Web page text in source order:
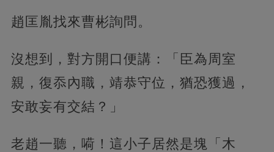
趙匡胤找來曹彬詢問。
沒想到，對方開口便講：「臣為周室
親，復忝內職，靖恭守位，猶恐獲過，
安敢妄有交結？」
老趙一聽，嗬！這小子居然是塊「木